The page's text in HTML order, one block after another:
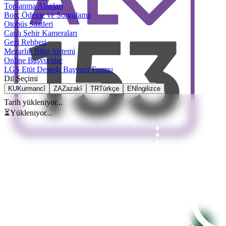
Toplanma Alanları
Borç Ödeme ve Sorgulama
Otobüs Saatleri
Canlı Şehir Kameraları
Gezi Rehberi
Mezarlık Bilgi Sistemi
Online Başvurular
LGS Etüt Desteği Başvuru Formu
Dil Seçimi
KUKurmancî ZAZazakî TRTürkçe EN İngilizce
Tarih yükleniyor...
⏳Yükleniyor...